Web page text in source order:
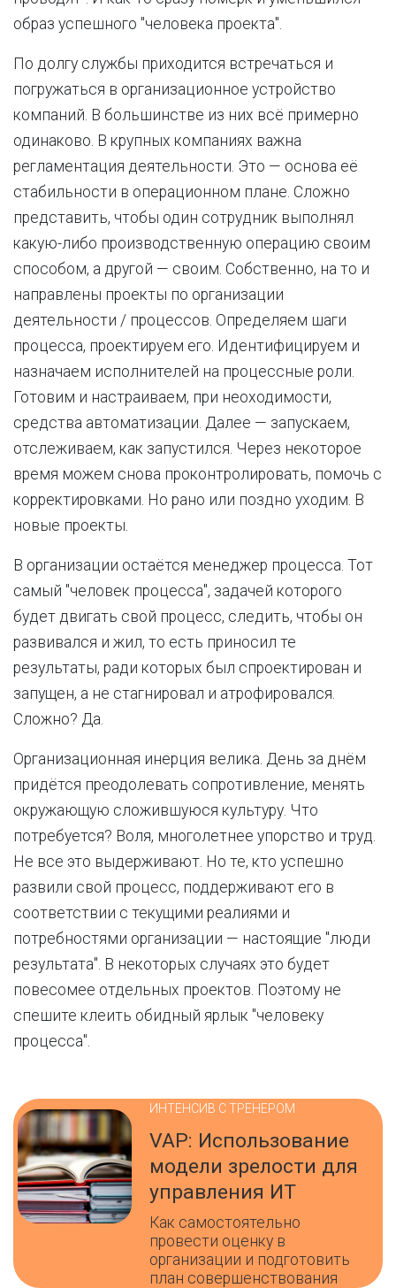
образ успешного "человека проекта".
По долгу службы приходится встречаться и
погружаться в организационное устройство
компаний. В большинстве из них всё примерно
одинаково. В крупных компаниях важна
регламентация деятельности. Это — основа её
стабильности в операционном плане. Сложно
представить, чтобы один сотрудник выполнял
какую-либо производственную операцию своим
способом, а другой — своим. Собственно, на то и
направлены проекты по организации
деятельности / процессов. Определяем шаги
процесса, проектируем его. Идентифицируем и
назначаем исполнителей на процессные роли.
Готовим и настраиваем, при неоходимости,
средства автоматизации. Далее — запускаем,
отслеживаем, как запустился. Через некоторое
время можем снова проконтролировать, помочь с
корректировками. Но рано или поздно уходим. В
новые проекты.
В организации остаётся менеджер процесса. Тот
самый "человек процесса", задачей которого
будет двигать свой процесс, следить, чтобы он
развивался и жил, то есть приносил те
результаты, ради которых был спроектирован и
запущен, а не стагнировал и атрофировался.
Сложно? Да.
Организационная инерция велика. День за днём
придётся преодолевать сопротивление, менять
окружающую сложившуюся культуру. Что
потребуется? Воля, многолетнее упорство и труд.
Не все это выдерживают. Но те, кто успешно
развили свой процесс, поддерживают его в
соответствии с текущими реалиями и
потребностями организации — настоящие "люди
результата". В некоторых случаях это будет
повесомее отдельных проектов. Поэтому не
спешите клеить обидный ярлык "человеку
процесса".
ИНТЕНСИВ С ТРЕНЕРОМ
VAP: Использование
модели зрелости для
управления ИТ
Как самостоятельно
провести оценку в
организации и подготовить
план совершенствования